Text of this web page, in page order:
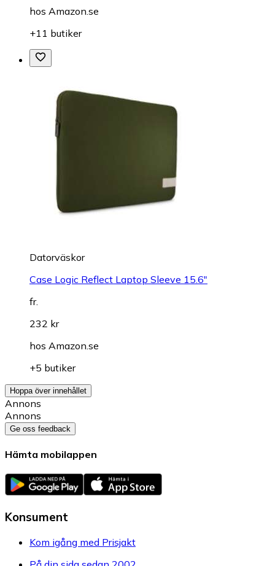
hos Amazon.se
+11 butiker
Datorväskor
Case Logic Reflect Laptop Sleeve 15.6"
fr.
232 kr
hos Amazon.se
+5 butiker
Hoppa över innehållet
Annons
Annons
Ge oss feedback
Hämta mobilappen
Konsument
Kom igång med Prisjakt